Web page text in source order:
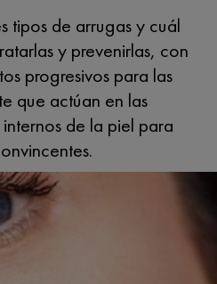
tipos de arrugas y cuál
y prevenirlas, con
progresivos para las
que actúan en las
de la piel para